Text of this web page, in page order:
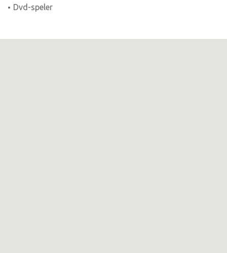
Dvd-speler